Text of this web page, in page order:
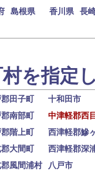
島根県 香川県
長
村を指定
田子町
十和田市
南部町
中津軽郡西
階上町
西津軽郡鰺
大間町
西津軽郡深
風間浦村
八戸市